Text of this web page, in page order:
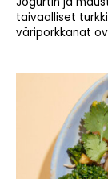
taivaalliset
väriporkkanat